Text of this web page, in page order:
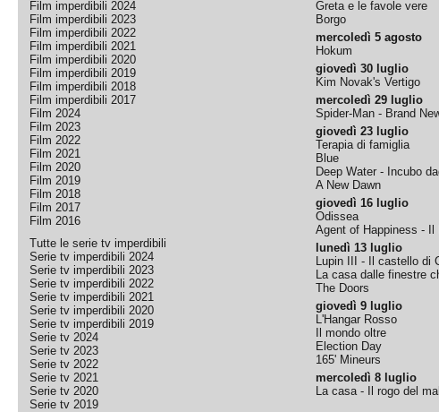
Film imperdibili 2024
Film imperdibili 2023
Film imperdibili 2022
Film imperdibili 2021
Film imperdibili 2020
Film imperdibili 2019
Film imperdibili 2018
Film imperdibili 2017
Film 2024
Film 2023
Film 2022
Film 2021
Film 2020
Film 2019
Film 2018
Film 2017
Film 2016
Tutte le serie tv imperdibili
Serie tv imperdibili 2024
Serie tv imperdibili 2023
Serie tv imperdibili 2022
Serie tv imperdibili 2021
Serie tv imperdibili 2020
Serie tv imperdibili 2019
Serie tv 2024
Serie tv 2023
Serie tv 2022
Serie tv 2021
Serie tv 2020
Serie tv 2019
Greta e le favole vere
Borgo
mercoledì 5 agosto
Hokum
giovedì 30 luglio
Kim Novak's Vertigo
mercoledì 29 luglio
Spider-Man - Brand
giovedì 23 luglio
Terapia di famiglia
Blue
Deep Water - Incubo
A New Dawn
giovedì 16 luglio
Odissea
Agent of Happiness - Il
lunedì 13 luglio
Lupin III - Il castello di
La casa dalle finestre
The Doors
giovedì 9 luglio
L'Hangar Rosso
Il mondo oltre
Election Day
165' Mineurs
mercoledì 8 luglio
La casa - Il rogo del